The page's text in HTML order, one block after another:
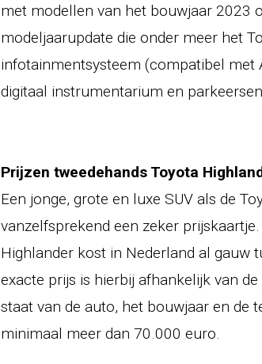
met modellen van het bouwjaar 2023
modeljaarupdate die onder meer het
infotainmentsysteem (compatibel met
digitaal instrumentarium en
Prijzen tweedehands Toyota
Een jonge, grote en luxe SUV als de
vanzelfsprekend een zeker
Highlander kost in Nederland al gauw
exacte prijs is hierbij afhankelijk van
staat van de auto, het bouwjaar en de
minimaal meer dan 70.000 euro.